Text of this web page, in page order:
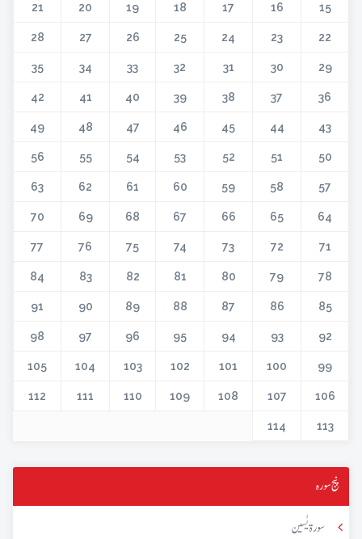
15
16
17
18
19
20
21
22
23
24
25
26
27
28
29
30
31
32
33
34
35
36
37
38
39
40
41
42
43
44
45
46
47
48
49
50
51
52
53
54
55
56
57
58
59
60
61
62
63
64
65
66
67
68
69
70
71
72
73
74
75
76
77
78
79
80
81
82
83
84
85
86
87
88
89
90
91
92
93
94
95
96
97
98
99
100
101
102
103
104
105
106
107
108
109
110
111
112
113
114
پنج سورہ
سورۃ یٰسین